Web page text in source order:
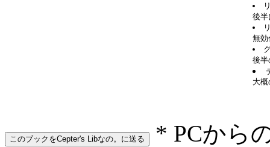
後半
無効
後半
大
* PCから